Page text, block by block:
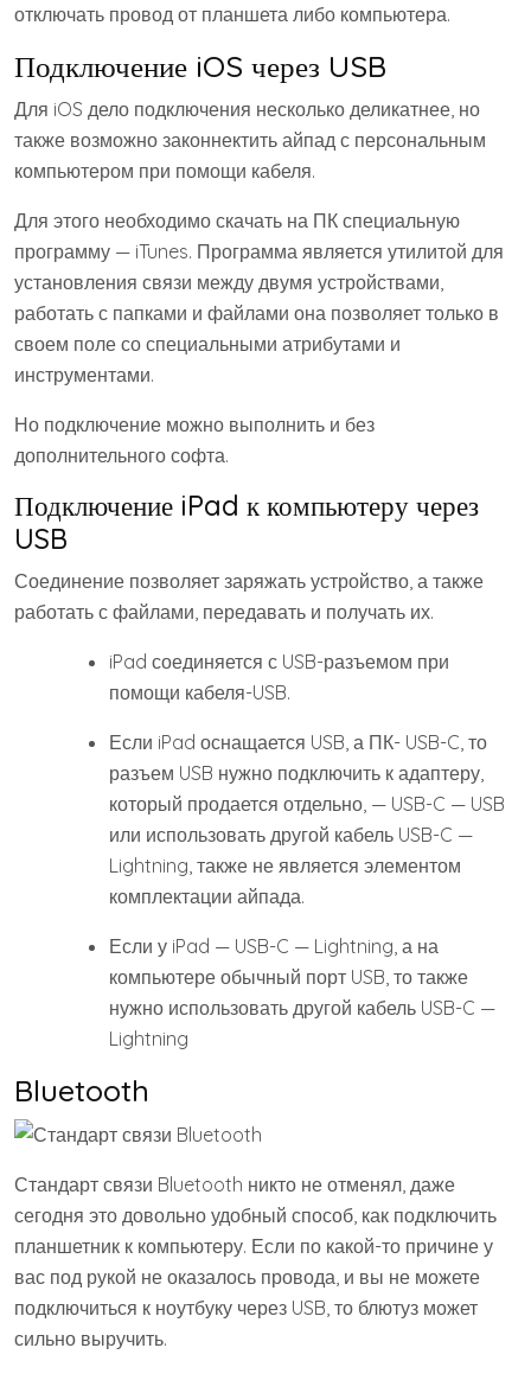
отключать провод от планшета либо компьютера.
Подключение iOS через USB
Для iOS дело подключения несколько деликатнее, но
также возможно законнектить айпад с персональным
компьютером при помощи кабеля.
Для этого необходимо скачать на ПК специальную
программу — iTunes. Программа является утилитой для
установления связи между двумя устройствами,
работать с папками и файлами она позволяет только в
своем поле со специальными атрибутами и
инструментами.
Но подключение можно выполнить и без
дополнительного софта.
Подключение iPad к компьютеру через
USB
Соединение позволяет заряжать устройство, а также
работать с файлами, передавать и получать их.
iPad соединяется с USB-разъемом при
помощи кабеля-USB.
Если iPad оснащается USB, а ПК- USB-C, то
разъем USB нужно подключить к адаптеру,
который продается отдельно, — USB-C — USB
или использовать другой кабель USB-C —
Lightning, также не является элементом
комплектации айпада.
Если у iPad — USB-C — Lightning, а на
компьютере обычный порт USB, то также
нужно использовать другой кабель USB-C —
Lightning
Bluetooth
Стандарт связи Bluetooth никто не отменял, даже
сегодня это довольно удобный способ, как подключить
планшетник к компьютеру. Если по какой-то причине у
вас под рукой не оказалось провода, и вы не можете
подключиться к ноутбуку через USB, то блютуз может
сильно выручить.